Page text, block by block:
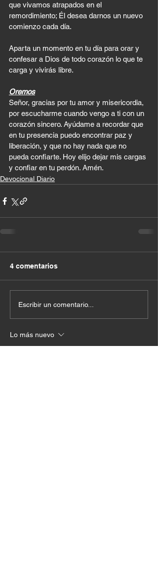
que vivamos atrapados en el
remordimiento; Él desea darnos un nuevo
comienzo cada día.
Aparta un momento en tu día para orar y
confesar a Dios de todo corazón lo que te
carga y vivirás libre.
Oremos
Señor, gracias por tu amor y misericordia,
por escucharme cuando vengo a ti con un
corazón sincero. Ayúdame a recordar que
en tu presencia puedo encontrar paz y
liberación, y que no hay nada que no
pueda confiarte. Hoy elijo dejar mis cargas
y confiar en tu perdón. Amén.
Devocional Diario
4 comentarios
Escribir un comentario...
Lo más nuevo